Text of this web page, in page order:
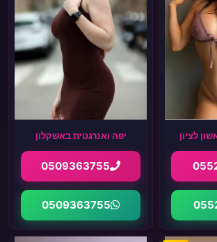
לציון יפה ואנרגטית באשקלון
0509363755
0509363755